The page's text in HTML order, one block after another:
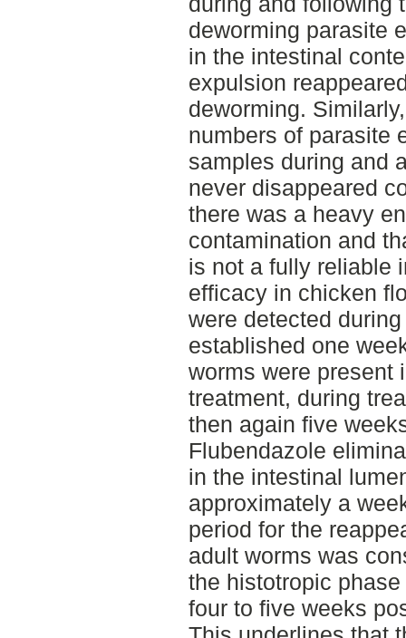
deworming parasite
in the intestinal
expulsion
deworming.
numbers of parasite
samples during and
never disappeared
there was a heavy
contamination and
is not a fully reliable
efficacy in chicken
were detected
established one
worms were present
treatment, during
then again five
Flubendazole
in the intestinal
approximately a
period for the
adult worms was
the histotropic
four to five weeks